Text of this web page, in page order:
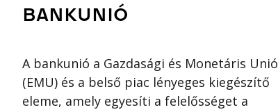
BANKUNIÓ
A bankunió a Gazdasági és Monetáris Unió
(EMU) és a belső piac lényeges kiegészítő
eleme, amely egyesíti a felelősséget a